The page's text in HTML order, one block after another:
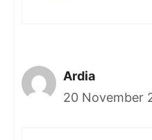
Ardia
20 November